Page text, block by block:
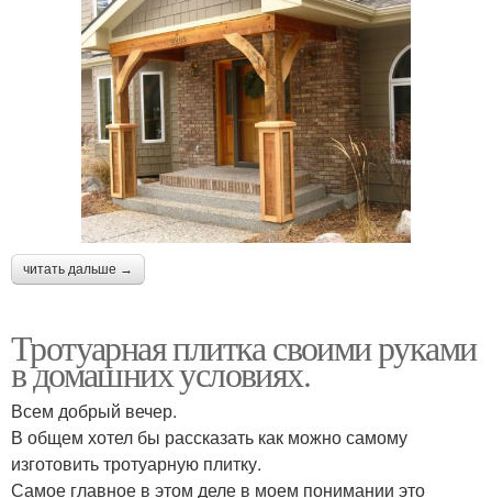
читать дальше →
Тротуарная плитка своими руками
в домашних условиях.
Всем добрый вечер.
В общем хотел бы рассказать как можно самому
изготовить тротуарную плитку.
Самое главное в этом деле в моем понимании это